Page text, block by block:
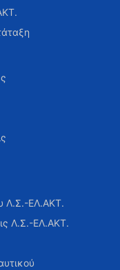
Λ.Σ.-ΕΛ.ΑΚΤ.
Λ.Σ.-ΕΛ.ΑΚΤ.